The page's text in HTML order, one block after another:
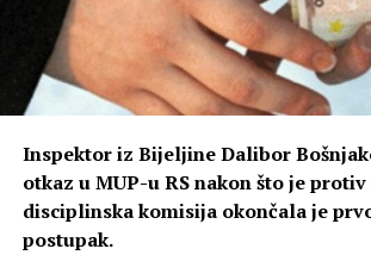
Inspektor iz Bijeljine Dalibor
otkaz u MUP-u RS nakon što je
disciplinska komisija okončala je
postupak.